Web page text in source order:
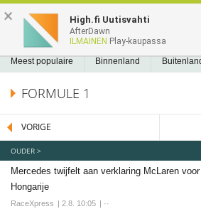
NIEUWS2.NL
Nieuws
Meest populaire
Buitenland
Politiek
Sport
Voetbal
Ajax
NIEUWS REEDS GELEZEN BLADWIJZERS
Meest populaire Binnenland
PolitiekFORMULE 1
VORIGE
OUDER >
Mercedes twijfelt aan verklaring McLaren
Hongarije
RaceXpress 2.8. 10:05 ··
× High.fi Uutisvahti
AfterDawn
ILMAINEN Play-kaupassa